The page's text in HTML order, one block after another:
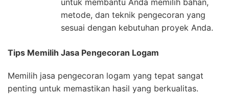
metode, dan teknik pengecoran yang
sesuai dengan kebutuhan proyek Anda.
Tips Memilih Jasa Pengecoran Logam
Memilih jasa pengecoran logam yang tepat sangat
penting untuk memastikan hasil yang berkualitas.